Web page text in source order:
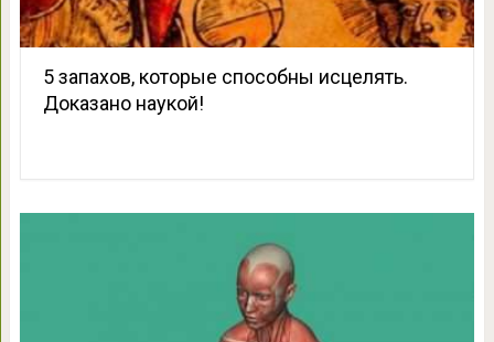
5 запахов, которые способны исцелять.
Доказано наукой!